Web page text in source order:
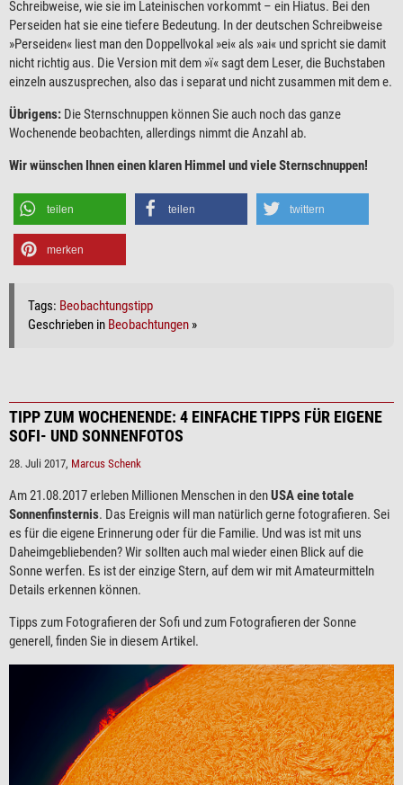
Schreibweise, wie sie im Lateinischen vorkommt – ein Hiatus. Bei den
Perseiden hat sie eine tiefere Bedeutung. In der deutschen Schreibweise
»Perseiden« liest man den Doppellvokal »ei« als »ai« und spricht sie damit
nicht richtig aus. Die Version mit dem »ï« sagt dem Leser, die Buchstaben
einzeln auszusprechen, also das i separat und nicht zusammen mit dem e.
Übrigens: Die Sternschnuppen können Sie auch noch das ganze
Wochenende beobachten, allerdings nimmt die Anzahl ab.
Wir wünschen Ihnen einen klaren Himmel und viele Sternschnuppen!
teilen teilen twittern
merken
Tags: Beobachtungstipp
Geschrieben in Beobachtungen »
TIPP ZUM WOCHENENDE: 4 EINFACHE TIPPS FÜR EIGENE
SOFI- UND SONNENFOTOS
28. Juli 2017, Marcus Schenk
Am 21.08.2017 erleben Millionen Menschen in denUSA eine totale
Sonnenfinsternis. Das Ereignis will man natürlich gerne fotografieren. Sei
es für die eigene Erinnerung oder für die Familie. Und was ist mit uns
Daheimgebliebenden? Wir sollten auch mal wieder einen Blick auf die
Sonne werfen. Es ist der einzige Stern, auf dem wir mit Amateurmitteln
Details erkennen können.
Tipps zum Fotografieren der Sofi und zum Fotografieren der Sonne
generell, finden Sie in diesem Artikel.